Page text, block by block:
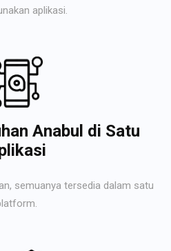
aplikasi.
Anabul di Satu
semuanya tersedia dalam satu